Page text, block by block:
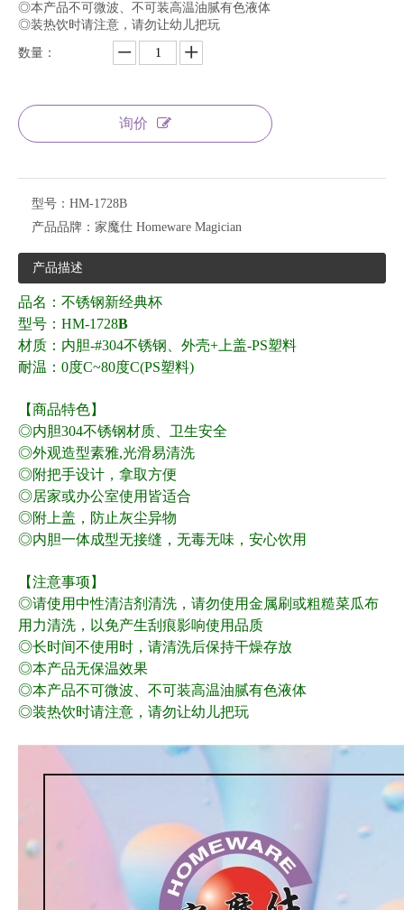
◎本产品不可微波、不可装高温油腻有色液体
◎装热饮时请注意，请勿让幼儿把玩
数量：
询价
型号： HM-1728B
产品品牌： 家魔仕 Homeware Magician
产品描述
品名：不锈钢新经典杯
型号：HM-1728B
材质：内胆-#304不锈钢、外壳+上盖-PS塑料
耐温：0度C~80度C(PS塑料)
【商品特色】
◎内胆304不锈钢材质、卫生安全
◎外观造型素雅,光滑易清洗
◎附把手设计，拿取方便
◎居家或办公室使用皆适合
◎附上盖，防止灰尘异物
◎内胆一体成型无接缝，无毒无味，安心饮用
【注意事项】
◎请使用中性清洁剂清洗，请勿使用金属刷或粗糙菜瓜布
用力清洗，以免产生刮痕影响使用品质
◎长时间不使用时，请清洗后保持干燥存放
◎本产品无保温效果
◎本产品不可微波、不可装高温油腻有色液体
◎装热饮时请注意，请勿让幼儿把玩